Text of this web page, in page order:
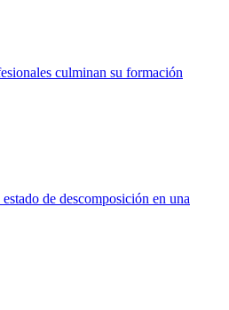
culminan su formación
de descomposición en una